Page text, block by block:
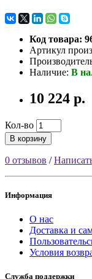
Код товара:
Артикул
Наличие: В
10 224 р.
Кол-во
В корзину
0 отзывов /
Информация
О нас
Доставка и
Условия
Служба поддержки